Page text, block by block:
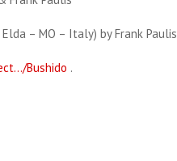
– MO – Italy) by Frank Paulis
Bushido .